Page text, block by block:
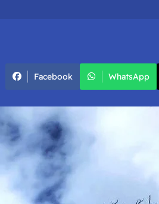
Facebook WhatsApp